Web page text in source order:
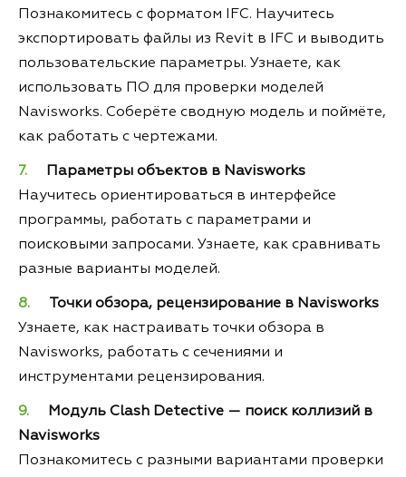
Познакомитесь с форматом IFC. Научитесь
экспортировать файлы из Revit в IFC и выводить
пользовательские параметры. Узнаете, как
использовать ПО для проверки моделей
Navisworks. Соберёте сводную модель и поймёте,
как работать с чертежами.
Параметры объектов в Navisworks
Научитесь ориентироваться в интерфейсе
программы, работать с параметрами и
поисковыми запросами. Узнаете, как сравнивать
разные варианты моделей.
Точки обзора, рецензирование в Navisworks
Узнаете, как настраивать точки обзора в
Navisworks, работать с сечениями и
инструментами рецензирования.
Модуль Clash Detective — поиск коллизий в
Navisworks
Познакомитесь с разными вариантами проверки